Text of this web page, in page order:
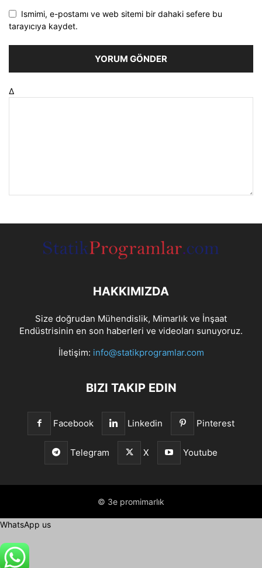
Ismimi, e-postamı ve web sitemi bir dahaki sefere bu
tarayıcıya kaydet.
Δ
HAKKIMIZDA
Size doğrudan Mühendislik, Mimarlık ve İnşaat
Endüstrisinin en son haberleri ve videoları sunuyoruz.
İletişim: info@statikprogramlar.com
BIZI TAKIP EDIN
Facebook Linkedin Pinterest
Telegram X Youtube
© 3e promimarlık
WhatsApp us